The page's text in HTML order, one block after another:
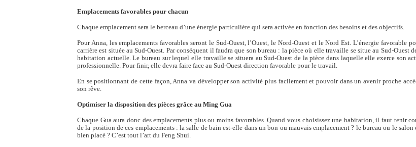
Emplacements favorables pour chacun
Chaque emplacement sera le berceau d’une énergie particulière qui sera activée en fonction des besoins et des objectifs.
Pour Anna, les emplacements favorables seront le Sud-Ouest, l’Ouest, le Nord-Ouest et le Nord Est. L’énergie favorable
carrière est située au Sud-Ouest. Par conséquent il faudra que son bureau : la pièce où elle travaille se situe au Sud-Ouest
habitation actuelle. Le bureau sur lequel elle travaille se situera au Sud-Ouest de la pièce dans laquelle elle exerce son
professionnelle. Pour finir, elle devra faire face au Sud-Ouest direction favorable pour le travail.
En se positionnant de cette façon, Anna va développer son activité plus facilement et pouvoir dans un avenir proche
son rêve.
Optimiser la disposition des pièces grâce au Ming Gua
Chaque Gua aura donc des emplacements plus ou moins favorables. Quand vous choisissez une habitation, il faut tenir
de la position de ces emplacements : la salle de bain est-elle dans un bon ou mauvais emplacement ? le bureau ou le salon
bien placé ? C’est tout l’art du Feng Shui.